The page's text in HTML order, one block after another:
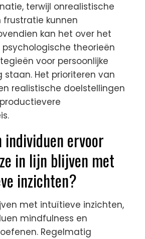
terwijl onrealistische
kunnen
kan het over het
theorieën
voor persoonlijke
staan. Het prioriteren van
realistische doelstellingen
individuen ervoor
in lijn blijven met
inzichten?
met intuïtieve inzichten,
mindfulness en
Regelmatig